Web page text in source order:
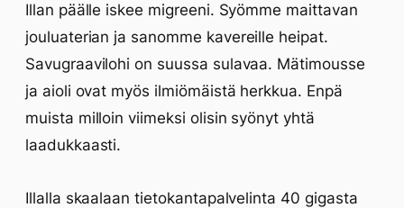
Illan päälle iskee migreeni. Syömme maittavan
jouluaterian ja sanomme kavereille heipat.
Savugraavilohi on suussa sulavaa. Mätimousse
ja aioli ovat myös ilmiömäistä herkkua. Enpä
muista milloin viimeksi olisin syönyt yhtä
laadukkaasti.
Illalla skaalaan tietokantapalvelinta 40 gigasta